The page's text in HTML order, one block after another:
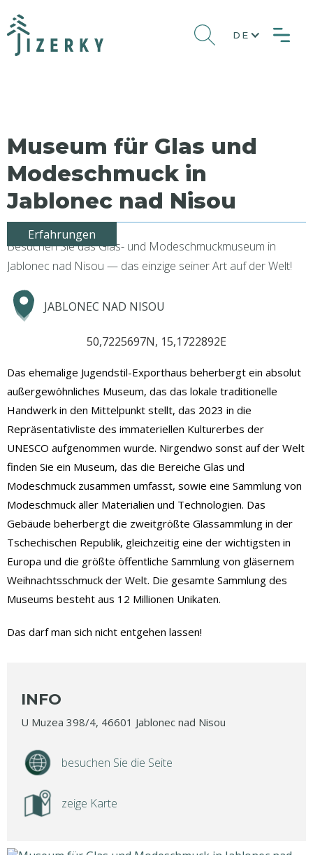
DE
Museum für Glas und
Modeschmuck in
Jablonec nad Nisou
Erfahrungen
Besuchen Sie das Glas- und Modeschmuckmuseum in
Jablonec nad Nisou — das einzige seiner Art auf der Welt!
JABLONEC NAD NISOU
50,7225697N, 15,1722892E
Das ehemalige Jugendstil-Exporthaus beherbergt ein absolut
außergewöhnliches Museum, das das lokale traditionelle
Handwerk in den Mittelpunkt stellt, das 2023 in die
Repräsentativliste des immateriellen Kulturerbes der
UNESCO aufgenommen wurde. Nirgendwo sonst auf der Welt
finden Sie ein Museum, das die Bereiche Glas und
Modeschmuck zusammen umfasst, sowie eine Sammlung von
Modeschmuck aller Materialien und Technologien. Das
Gebäude beherbergt die zweitgrößte Glassammlung in der
Tschechischen Republik, gleichzeitig eine der wichtigsten in
Europa und die größte öffentliche Sammlung von gläsernem
Weihnachtsschmuck der Welt. Die gesamte Sammlung des
Museums besteht aus 12 Millionen Unikaten.
Das darf man sich nicht entgehen lassen!
INFO
U Muzea 398/4, 46601 Jablonec nad Nisou
besuchen Sie die Seite
zeige Karte